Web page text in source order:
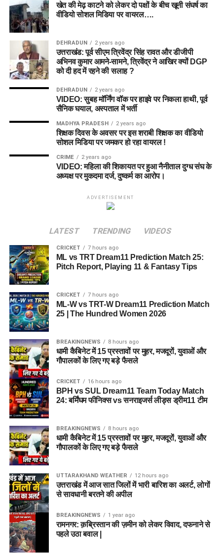
खेत की मेढ़ काटने को लेकर दो पक्षों के बीच खूनी संघर्ष का
वीडियो सोशल मिडिया पर वायरल….
DEHRADUN 2 years ago
उत्तराखंड: पूर्व सीएम त्रिवेंद्र सिंह रावत और डीजीपी
अभिनव कुमार आमने-सामने, त्रिवेंद्र ने आखिर क्यों DGP
को दी हद में रहने की सलाह ?
DEHRADUN 2 years ago
VIDEO: सुबह मॉर्निंग वॉक पर हाइवे पर निकला हाथी, पूर्व
सैनिक घयाल, अस्पताल में भर्ती
MADHYA PRADESH 2 years ago
शिक्षक दिवस के अवसर पर इस शराबी शिक्षक का वीडियो
सोशल मिडिया पर जमकर हो रहा वायरल !
CRIME 2 years ago
VIDEO: महिला की शिकायत पर हुआ नैनीताल दुग्ध संघ के
अध्यक्ष पर मुकदमा दर्ज, दुष्कर्म का आरोप।
ADVERTISEMENT
LATEST TRENDING VIDEOS
CRICKET 7 hours ago
ML vs TRT Dream11 Prediction Match 25:
Pitch Report, Playing 11 & Fantasy Tips
CRICKET 7 hours ago
ML-W vs TRT-W Dream11 Prediction Match
25 | The Hundred Women 2026
BREAKINGNEWS 8 hours ago
धामी कैबिनेट में 15 प्रस्तावों पर मुहर, मजदूरों, युवाओं और
गौपालकों के लिए गए बड़े फैसले
CRICKET 16 hours ago
BPH vs SUL Dream11 Team Today Match
24: बर्मिंघम फीनिक्स vs सनराइजर्स लीड्स ड्रीम11 टीम
BREAKINGNEWS 8 hours ago
धामी कैबिनेट में 15 प्रस्तावों पर मुहर, मजदूरों, युवाओं और
गौपालकों के लिए गए बड़े फैसले
UTTARAKHAND WEATHER 12 hours ago
उत्तराखंड में आज सात जिलों में भारी बारिश का अलर्ट, लोगों
से सावधानी बरतने की अपील
BREAKINGNEWS 1 year ago
रामनगर: क़ब्रिस्तान की ज़मीन को लेकर विवाद, दफनाने से
पहले उठा बवाल |